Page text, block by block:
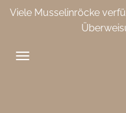
Zum
Viele Musselinröcke